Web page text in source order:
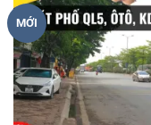
MỚI